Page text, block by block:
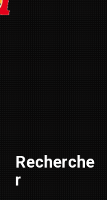
Recherche
r